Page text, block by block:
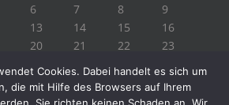
6 7 8
9
13 14 15
16
20 21 22
23
Cookies. Dabei handelt es sich um
die mit Hilfe des Browsers auf Ihrem